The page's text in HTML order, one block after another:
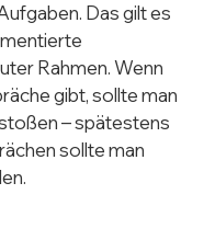
Das gilt es
Rahmen. Wenn
gibt, sollte man
– spätestens
sollte man